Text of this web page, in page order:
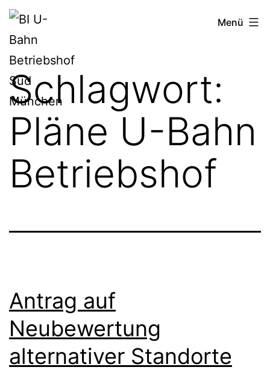
Zum
BI
U-
Bahn
Betriebshof
Süd
München
Menü
Schlagwort:
Pläne U-Bahn
Betriebshof
Antrag auf
Neubewertung
alternativer Standorte